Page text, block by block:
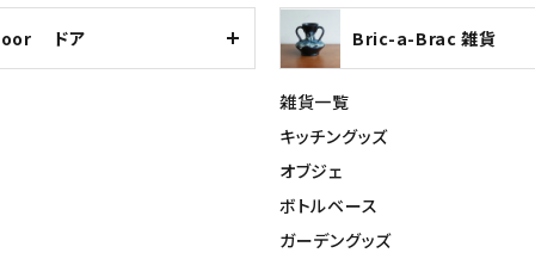
ドア Bric-a-Brac 雑貨
雑貨一覧
キッチングッズ
オブジェ
ボトルベース
ガーデングッズ